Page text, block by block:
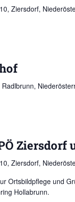
Ziersdorf,
Ziersdorf
Ziersdorf,
Ortsbildpflege und
Hollabrunn.